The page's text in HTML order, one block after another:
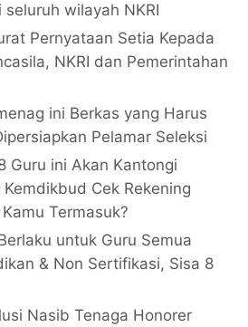
wilayah NKRI
Pernyataan Setia Kepada
NKRI dan Pemerintahan
ini Berkas yang Harus
Pelamar Seleksi
Guru ini Akan Kantongi
Cek Rekening
Termasuk?
untuk Guru Semua
& Non Sertifikasi, Sisa 8
Nasib Tenaga Honorer